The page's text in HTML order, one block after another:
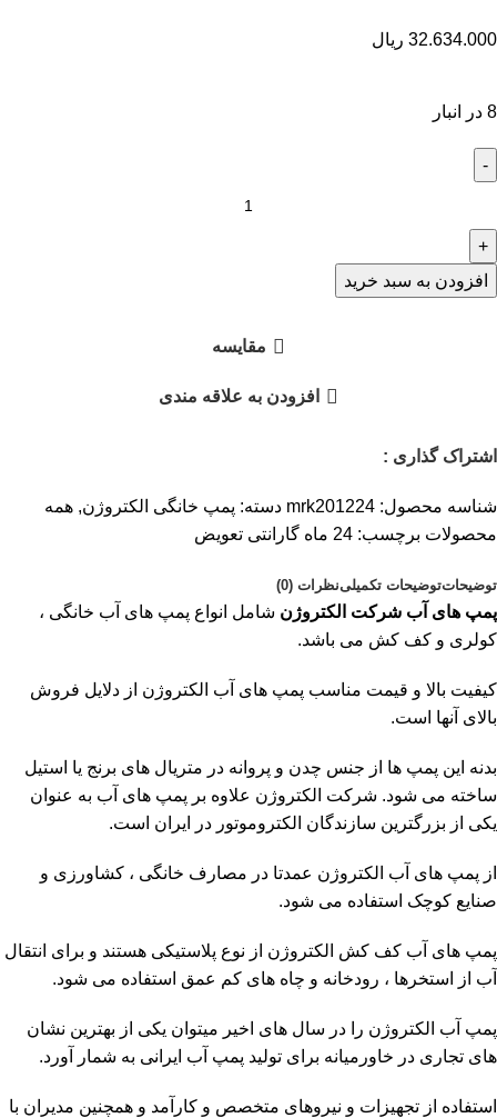
32.634.000 ریال
8 در انبار
افزودن به سبد خرید
مقايسه
افزودن به علاقه مندی
اشتراک گذاری :
شناسه محصول: mrk201224 دسته: پمپ خانگی الکتروژن, همه
محصولات برچسب: 24 ماه گارانتی تعویض
توضیحاتتوضیحات تکمیلینظرات (0)
پمپ های آب شرکت الکتروژن شامل انواع پمپ های آب خانگی ،
کولری و کف کش می باشد.
کیفیت بالا و قیمت مناسب پمپ های آب الکتروژن از دلایل فروش
بالای آنها است.
بدنه این پمپ ها از جنس چدن و پروانه در متریال های برنج یا استیل
ساخته می شود. شرکت الکتروژن علاوه بر پمپ های آب به عنوان
یکی از بزرگترین سازندگان الکتروموتور در ایران است.
از پمپ های آب الکتروژن عمدتا در مصارف خانگی ، کشاورزی و
صنایع کوچک استفاده می شود.
پمپ های آب کف کش الکتروژن از نوع پلاستیکی هستند و برای انتقال
آب از استخرها ، رودخانه و چاه های کم عمق استفاده می شود.
پمپ آب الکتروژن را در سال های اخیر میتوان یکی از بهترین نشان
های تجاری در خاورمیانه برای تولید پمپ آب ایرانی به شمار آورد.
استفاده از تجهیزات و نیروهای متخصص و کارآمد و همچنین مدیران با